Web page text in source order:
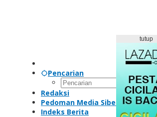
Pencarian
Redaksi
Pedoman Media Siber
Indeks Berita
tutup